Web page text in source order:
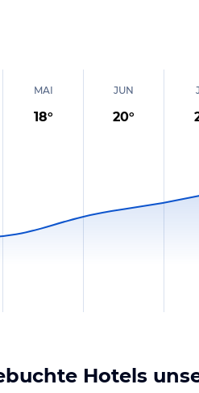
MAI
18°
JUN
20°
Hotels